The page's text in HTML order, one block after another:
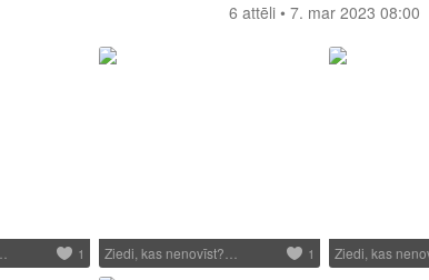
6 attēli • 7. mar 2023 08:00
1 Ziedi, kas nenovīst?… 1 Ziedi, kas